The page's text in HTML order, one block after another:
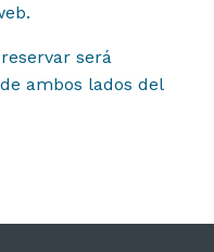
será
ambos lados del